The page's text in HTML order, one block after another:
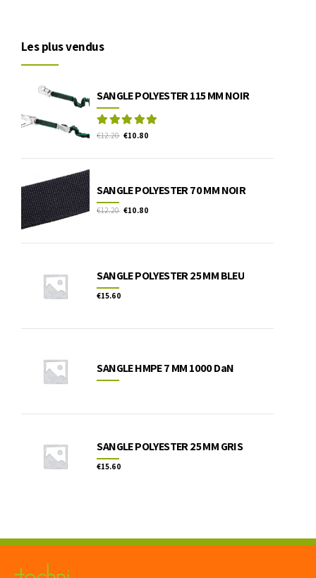
Les plus vendus
SANGLE POLYESTER 115 MM NOIR
€12.20 €10.80
SANGLE POLYESTER 70 MM NOIR
€12.20 €10.80
SANGLE POLYESTER 25 MM BLEU
€15.60
SANGLE HMPE 7 MM 1000 DaN
SANGLE POLYESTER 25 MM GRIS
€15.60